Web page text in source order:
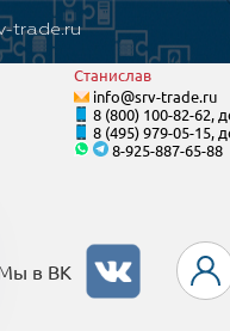
trade.ru
Станислав
info@srv-trade.ru
8 (800) 100-82-62,
8 (495) 979-05-15,
8-925-887-65-88
в ВК